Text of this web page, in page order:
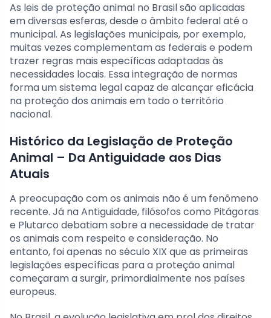
As leis de proteção animal no Brasil são aplicadas
em diversas esferas, desde o âmbito federal até o
municipal. As legislações municipais, por exemplo,
muitas vezes complementam as federais e podem
trazer regras mais específicas adaptadas às
necessidades locais. Essa integração de normas
forma um sistema legal capaz de alcançar eficácia
na proteção dos animais em todo o território
nacional.
Histórico da Legislação de Proteção
Animal – Da Antiguidade aos Dias
Atuais
A preocupação com os animais não é um fenômeno
recente. Já na Antiguidade, filósofos como Pitágoras
e Plutarco debatiam sobre a necessidade de tratar
os animais com respeito e consideração. No
entanto, foi apenas no século XIX que as primeiras
legislações específicas para a proteção animal
começaram a surgir, primordialmente nos países
europeus.